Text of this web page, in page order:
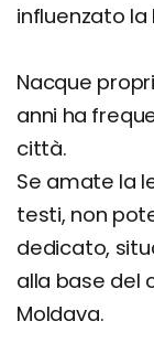
influenzato
Nacque
anni ha
città.
Se amate la
testi, non
dedicato,
alla base del
Moldava.